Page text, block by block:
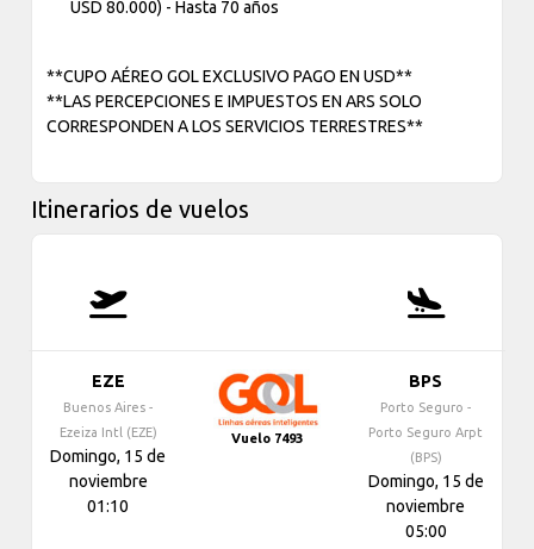
USD 80.000) - Hasta 70 años
**CUPO AÉREO GOL EXCLUSIVO PAGO EN USD**
**LAS PERCEPCIONES E IMPUESTOS EN ARS SOLO
CORRESPONDEN A LOS SERVICIOS TERRESTRES**
Itinerarios de vuelos
EZE
Buenos Aires -
Ezeiza Intl (EZE)
Domingo, 15 de
noviembre
01:10
Vuelo 7493
BPS
Porto Seguro -
Porto Seguro Arpt
(BPS)
Domingo, 15 de
noviembre
05:00